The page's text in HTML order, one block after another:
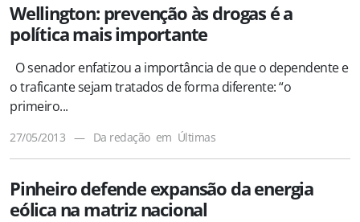
Wellington: prevenção às drogas é a
política mais importante
O senador enfatizou a importância de que o dependente e
o traficante sejam tratados de forma diferente: “o
primeiro...
27/05/2013 — Da redação em Últimas
Pinheiro defende expansão da energia
eólica na matriz nacional